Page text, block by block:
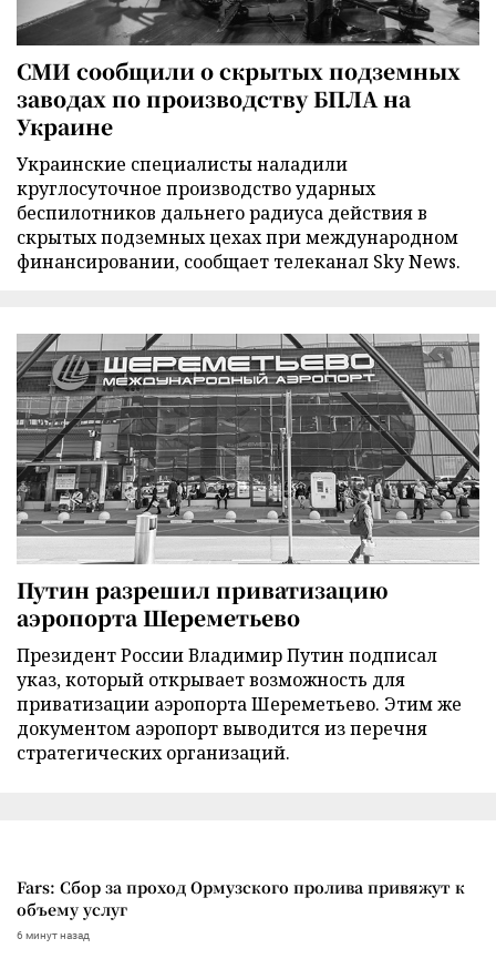
СМИ сообщили о скрытых подземных
заводах по производству БПЛА на
Украине
Украинские специалисты наладили
круглосуточное производство ударных
беспилотников дальнего радиуса действия в
скрытых подземных цехах при международном
финансировании, сообщает телеканал Sky News.
Путин разрешил приватизацию
аэропорта Шереметьево
Президент России Владимир Путин подписал
указ, который открывает возможность для
приватизации аэропорта Шереметьево. Этим же
документом аэропорт выводится из перечня
стратегических организаций.
Fars: Сбор за проход Ормузского пролива привяжут к
объему услуг
6 минут назад